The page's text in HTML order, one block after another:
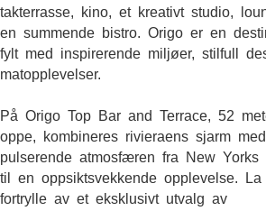
takterrasse, kino, et kreativt studio,
en summende bistro. Origo er en
fylt med inspirerende miljøer, stilfull
matopplevelser.
På Origo Top Bar and Terrace, 52
oppe, kombineres rivieraens sjarm
pulserende atmosfæren fra New Yorks
til en oppsiktsvekkende opplevelse. La
fortrylle av et eksklusivt utvalg av